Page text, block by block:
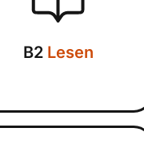
B2 Lesen